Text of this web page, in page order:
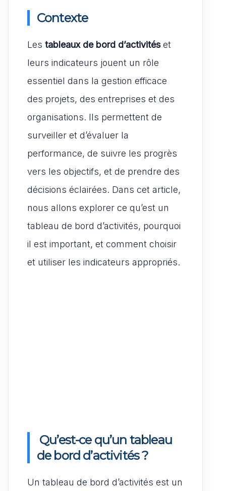
Contexte
Les tableaux de bord d’activitéset
leurs indicateurs jouent un rôle
essentiel dans la gestion efficace
des projets, des entreprises et des
organisations. Ils permettent de
surveiller et d’évaluer la
performance, de suivre les progrès
vers les objectifs, et de prendre des
décisions éclairées. Dans cet article,
nous allons explorer ce qu’est un
tableau de bord d’activités, pourquoi
il est important, et comment choisir
et utiliser les indicateurs appropriés.
Qu’est-ce qu’un tableau
de bord d’activités ?
Un tableau de bord d’activités est un